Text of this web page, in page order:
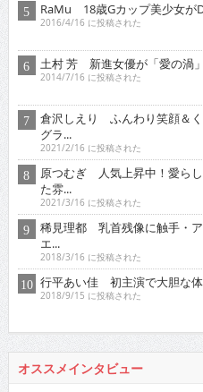
RaMu 18歳Gカップ美少女が
2016/4/16 に投稿された
土村 芳 新進女優が「愛の渦
2014/7/16 に投稿された
倉沢しえり ふんわり笑顔＆
グラ...
2021/2/16 に投稿された
原つむぎ 人気上昇中！愛ら
た雰...
2021/3/16 に投稿された
稀見理都 乳首残像に触手・
エ...
2018/3/16 に投稿された
行平あい佳 初主演で大胆な
2018/9/15 に投稿された
オススメインタビュー